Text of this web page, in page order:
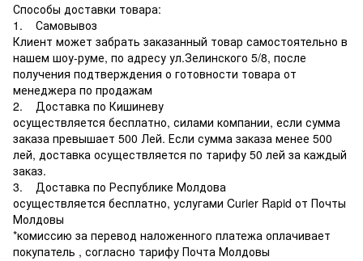
Способы доставки товара:
1. Самовывоз
Клиент может забрать заказанный товар самостоятельно в
нашем шоу-руме, по адресу ул.Зелинского 5/8, после
получения подтверждения о готовности товара от
менеджера по продажам
2. Доставка по Кишиневу
осуществляется бесплатно, силами компании, если сумма
заказа превышает 500 Лей. Если сумма заказа менее 500
лей, доставка осуществляется по тарифу 50 лей за каждый
заказ.
3. Доставка по Республике Молдова
осуществляется бесплатно, услугами Curier Rapid от Почты
Молдовы
*комиссию за перевод наложенного платежа оплачивает
покупатель , согласно тарифу Почта Молдовы